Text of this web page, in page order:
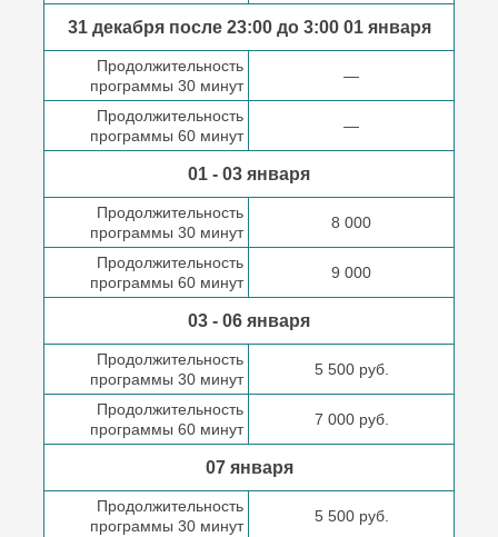
31 декабря после23:00 до 3:0001 января
Продолжительность
программы 30 минут
—
Продолжительность
программы 60 минут
—
01 - 03 января
Продолжительность
программы 30 минут
8 000
Продолжительность
программы 60 минут
9 000
03 - 06 января
Продолжительность
программы 30 минут
5 500 руб.
Продолжительность
программы 60 минут
7 000 руб.
07 января
Продолжительность
программы 30 минут
5 500 руб.